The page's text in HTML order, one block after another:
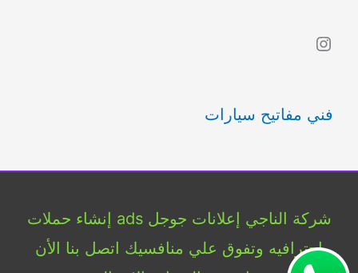
ح
ع
Instagram
فني مفاتيح سيارات
شركة الناجي إعلانات جوجل ads إنشاء حملات
إحترافيه وتفوق علي منافسيك اتصل بنا الأن